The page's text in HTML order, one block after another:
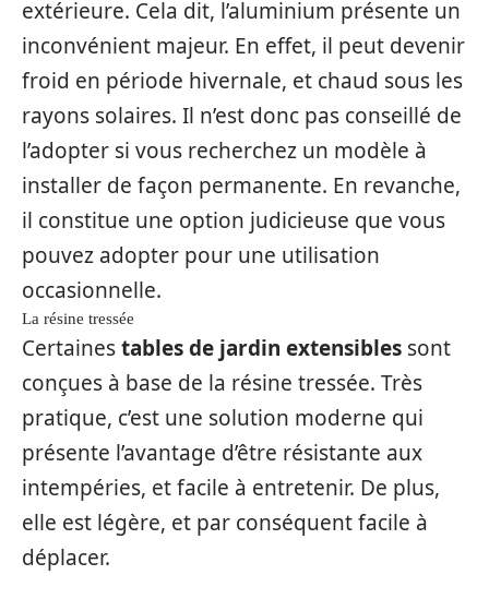
extérieure. Cela dit, l’aluminium présente un
inconvénient majeur. En effet, il peut devenir
froid en période hivernale, et chaud sous les
rayons solaires. Il n’est donc pas conseillé de
l’adopter si vous recherchez un modèle à
installer de façon permanente. En revanche,
il constitue une option judicieuse que vous
pouvez adopter pour une utilisation
occasionnelle.
La résine tressée
Certainestables de jardin extensibles sont
conçues à base de la résine tressée. Très
pratique, c’est une solution moderne qui
présente l’avantage d’être résistante aux
intempéries, et facile à entretenir. De plus,
elle est légère, et par conséquent facile à
déplacer.